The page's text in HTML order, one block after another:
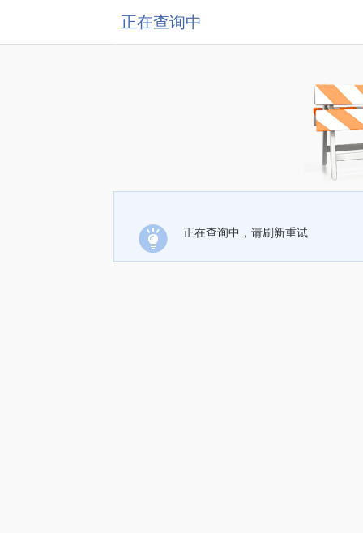
正在查询中
正在查询中，请刷新重试